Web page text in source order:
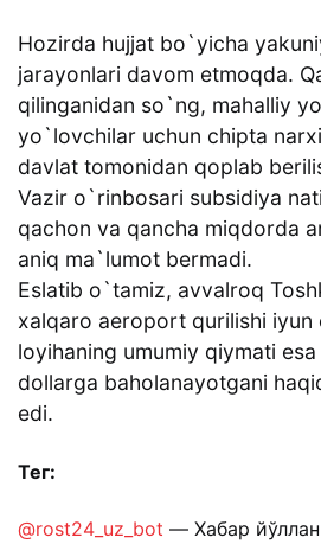
Hozirda hujjat bo`yicha
jarayonlari davom etmoqda.
qilinganidan so`ng, mahalliy
yo`lovchilar uchun chipta
davlat tomonidan qoplab
Vazir o`rinbosari subsidiya
qachon va qancha miqdorda
aniq ma`lumot bermadi.
Eslatib o`tamiz, avvalroq
xalqaro aeroport qurilishi iyun
loyihaning umumiy qiymati
dollarga baholanayotgani
edi.
Тег:
@rost24_uz_bot — Хабар